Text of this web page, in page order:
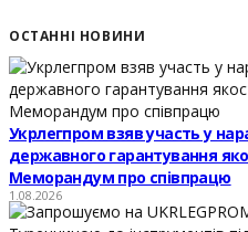
ОСТАННІ НОВИНИ
Укрлегпром взяв участь у
державного гарантування
Меморандум про співпрацю
1.08.2026